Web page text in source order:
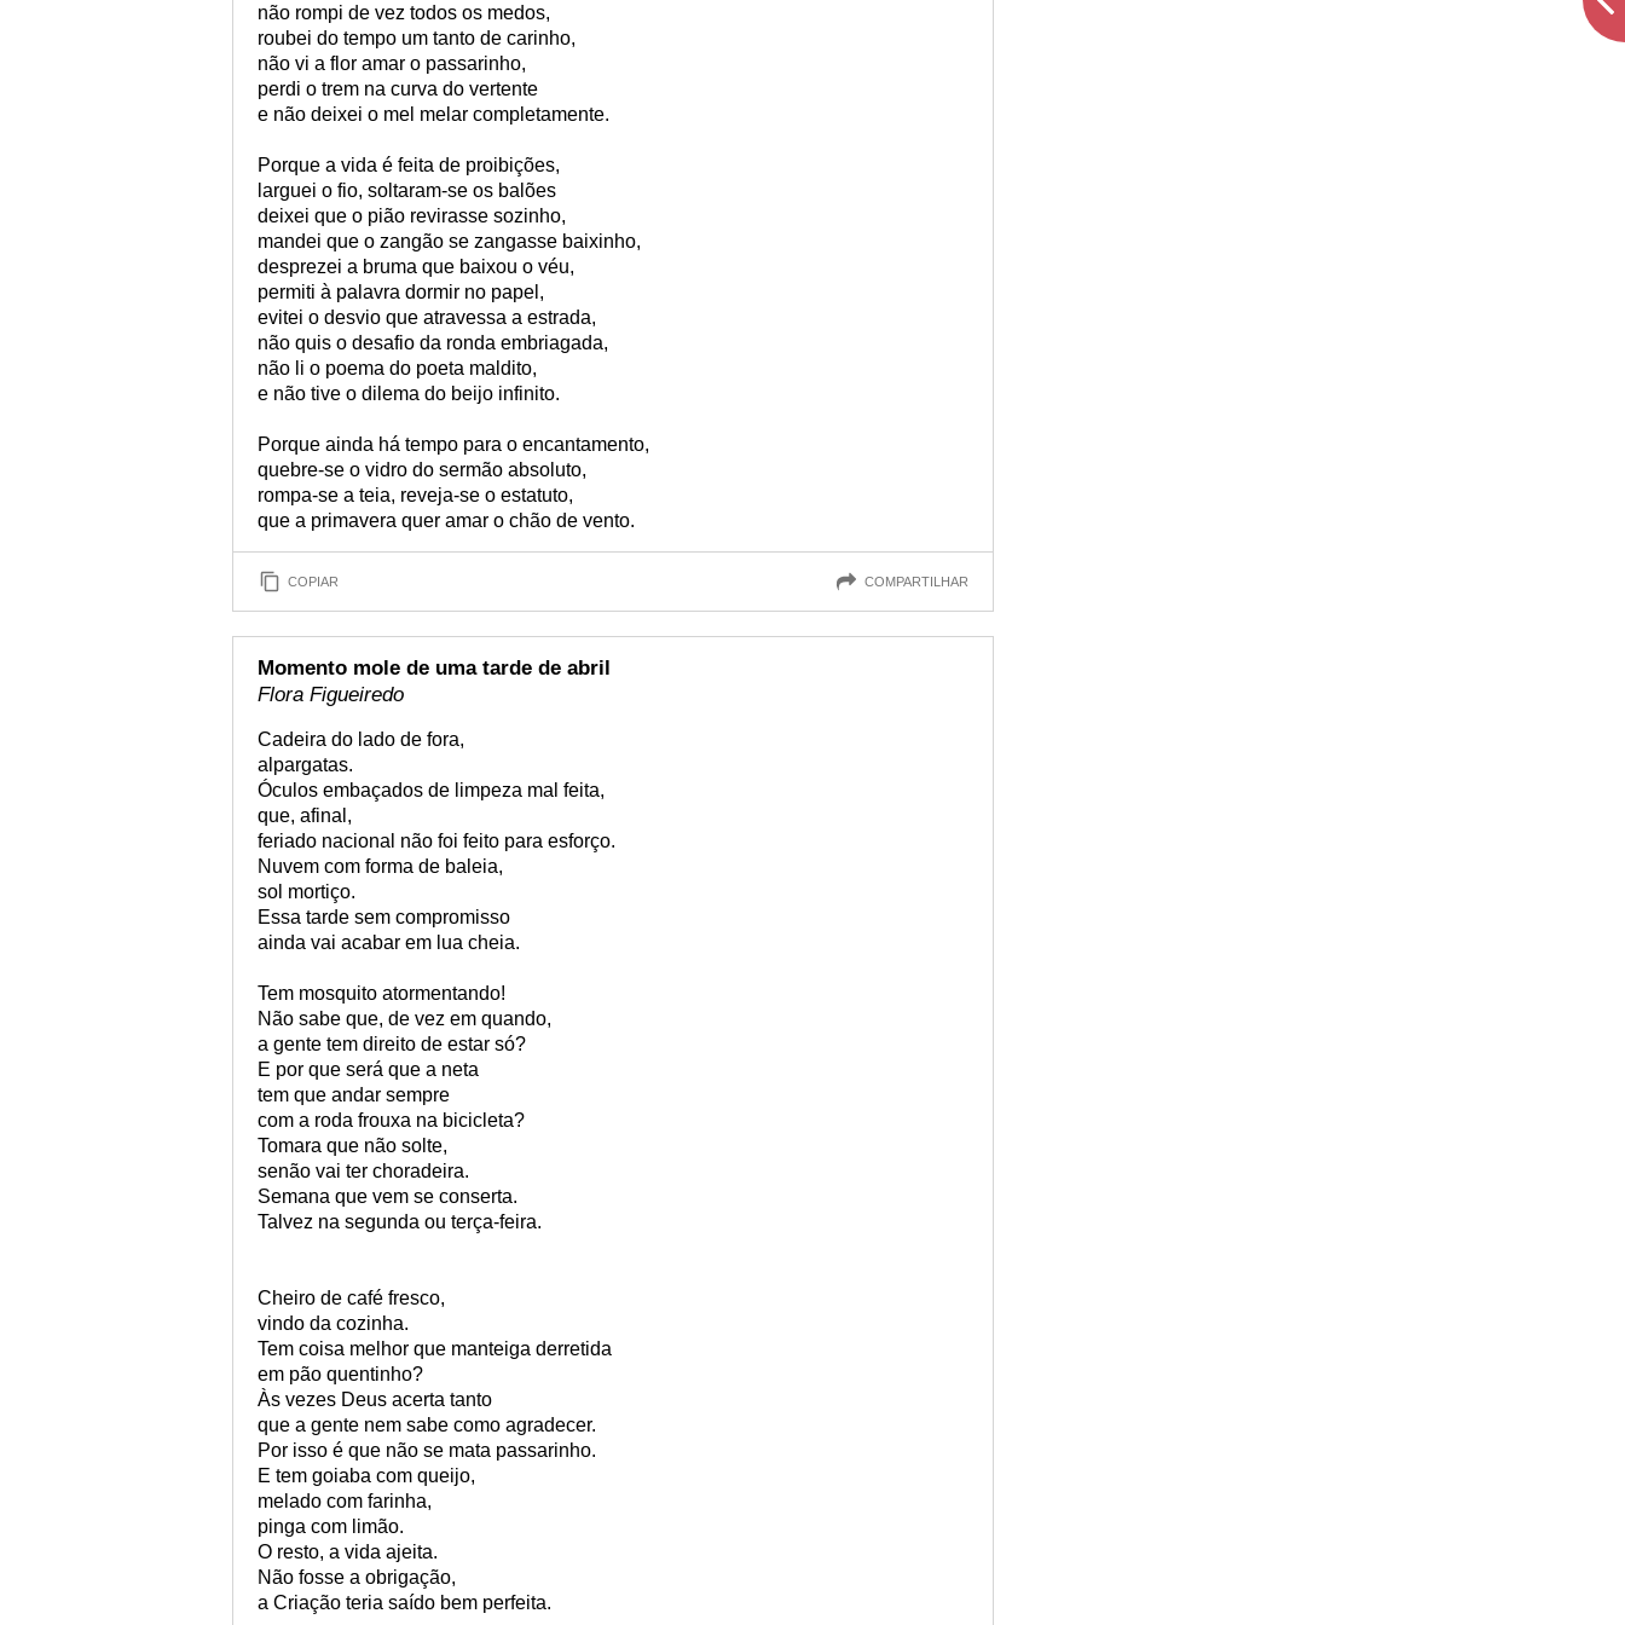
não rompi de vez todos os medos,
roubei do tempo um tanto de carinho,
não vi a flor amar o passarinho,
perdi o trem na curva do vertente
e não deixei o mel melar completamente.
Porque a vida é feita de proibições,
larguei o fio, soltaram-se os balões
deixei que o pião revirasse sozinho,
mandei que o zangão se zangasse baixinho,
desprezei a bruma que baixou o véu,
permiti à palavra dormir no papel,
evitei o desvio que atravessa a estrada,
não quis o desafio da ronda embriagada,
não li o poema do poeta maldito,
e não tive o dilema do beijo infinito.
Porque ainda há tempo para o encantamento,
quebre-se o vidro do sermão absoluto,
rompa-se a teia, reveja-se o estatuto,
que a primavera quer amar o chão de vento.
COPIAR COMPARTILHAR
Momento mole de uma tarde de abril
Flora Figueiredo
Cadeira do lado de fora,
alpargatas.
Óculos embaçados de limpeza mal feita,
que, afinal,
feriado nacional não foi feito para esforço.
Nuvem com forma de baleia,
sol mortiço.
Essa tarde sem compromisso
ainda vai acabar em lua cheia.
Tem mosquito atormentando!
Não sabe que, de vez em quando,
a gente tem direito de estar só?
E por que será que a neta
tem que andar sempre
com a roda frouxa na bicicleta?
Tomara que não solte,
senão vai ter choradeira.
Semana que vem se conserta.
Talvez na segunda ou terça-feira.
Cheiro de café fresco,
vindo da cozinha.
Tem coisa melhor que manteiga derretida
em pão quentinho?
Às vezes Deus acerta tanto
que a gente nem sabe como agradecer.
Por isso é que não se mata passarinho.
E tem goiaba com queijo,
melado com farinha,
pinga com limão.
O resto, a vida ajeita.
Não fosse a obrigação,
a Criação teria saído bem perfeita.